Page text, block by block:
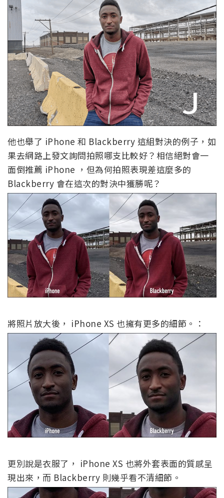
他也舉了 iPhone 和 Blackberry 這組對決的例子，如
果去網路上發文詢問拍照哪支比較好？相信絕對會一
面倒推薦 iPhone ，但為何拍照表現差這麼多的
Blackberry 會在這次的對決中獲勝呢？
將照片放大後， iPhone XS 也擁有更多的細節。：
更別說是衣服了， iPhone XS 也將外套表面的質感呈
現出來，而 Blackberry 則幾乎看不清細節。